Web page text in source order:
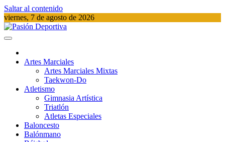
Saltar al contenido
viernes, 7 de agosto de 2026
Artes Marciales
Artes Marciales Mixtas
Taekwon-Do
Atletismo
Gimnasia Artística
Triatlón​
Atletas Especiales
Baloncesto
Balónmano